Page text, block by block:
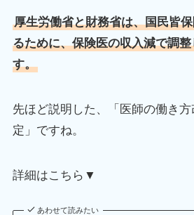
厚生労働省と財務省は、国民皆
るために、保険医の収入減で調
す。
先ほど説明した、「医師の働き
定」ですね。
詳細はこちら▼
あわせて読みたい